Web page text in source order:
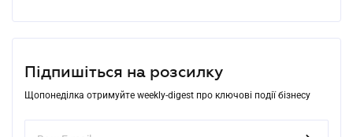
Підпишіться на розсилку
Щопонеділка отримуйте weekly-digest про ключові події бізнесу